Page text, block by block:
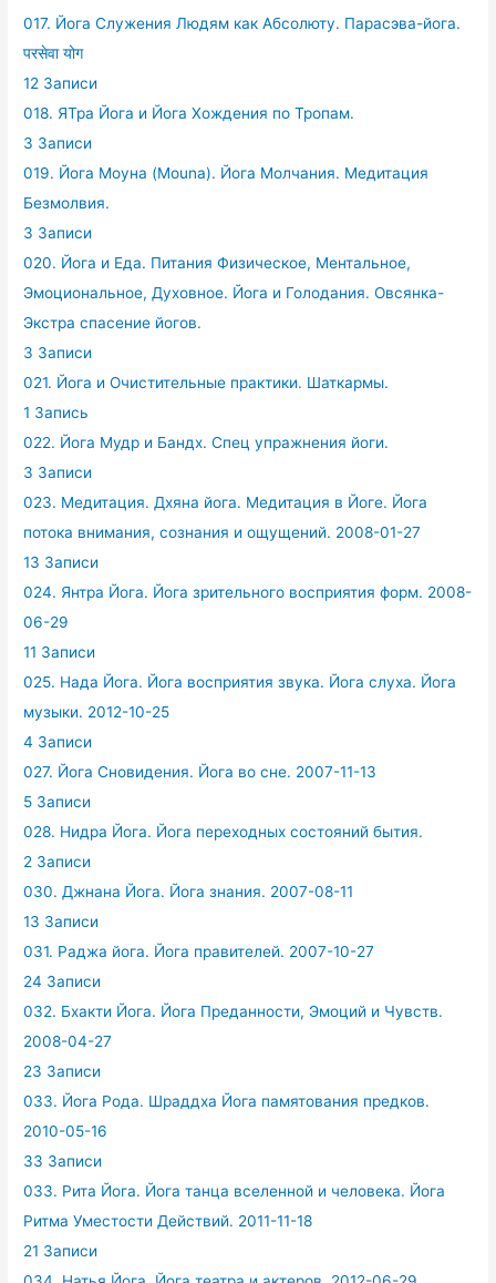
017. Йога Служения Людям как Абсолюту. Парасэва-йога.
परसेवा योग
12 Записи
018. ЯТра Йога и Йога Хождения по Тропам.
3 Записи
019. Йога Моуна (Mouna). Йога Молчания. Медитация
Безмолвия.
3 Записи
020. Йога и Еда. Питания Физическое, Ментальное,
Эмоциональное, Духовное. Йога и Голодания. Овсянка-
Экстра спасение йогов.
3 Записи
021. Йога и Очистительные практики. Шаткармы.
1 Запись
022. Йога Мудр и Бандх. Спец упражнения йоги.
3 Записи
023. Медитация. Дхяна йога. Медитация в Йоге. Йога
потока внимания, сознания и ощущений. 2008-01-27
13 Записи
024. Янтра Йога. Йога зрительного восприятия форм. 2008-
06-29
11 Записи
025. Нада Йога. Йога восприятия звука. Йога слуха. Йога
музыки. 2012-10-25
4 Записи
027. Йога Сновидения. Йога во сне. 2007-11-13
5 Записи
028. Нидра Йога. Йога переходных состояний бытия.
2 Записи
030. Джнана Йога. Йога знания. 2007-08-11
13 Записи
031. Раджа йога. Йога правителей. 2007-10-27
24 Записи
032. Бхакти Йога. Йога Преданности, Эмоций и Чувств.
2008-04-27
23 Записи
033. Йога Рода. Шраддха Йога памятования предков.
2010-05-16
33 Записи
033. Рита Йога. Йога танца вселенной и человека. Йога
Ритма Уместости Действий. 2011-11-18
21 Записи